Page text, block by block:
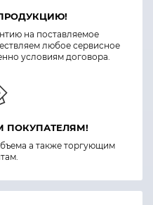
на поставляемое
любое сервисное
условиям договора.
ПОКУПАТЕЛЯМ!
а также торгующим